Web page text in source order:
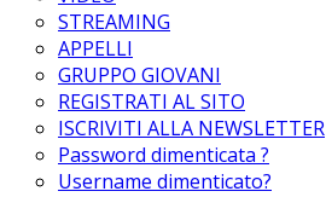
STREAMING
APPELLI
GRUPPO GIOVANI
REGISTRATI AL SITO
ISCRIVITI ALLA NEWSLETTER
Password dimenticata ?
Username dimenticato?